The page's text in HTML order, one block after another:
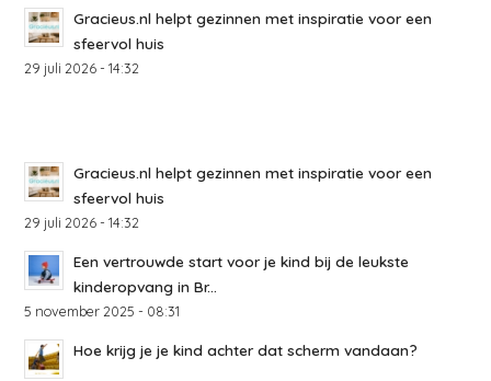
Gracieus.nl helpt gezinnen met inspiratie voor een
sfeervol huis
29 juli 2026 - 14:32
Gracieus.nl helpt gezinnen met inspiratie voor een
sfeervol huis
29 juli 2026 - 14:32
Een vertrouwde start voor je kind bij de leukste
kinderopvang in Br...
5 november 2025 - 08:31
Hoe krijg je je kind achter dat scherm vandaan?